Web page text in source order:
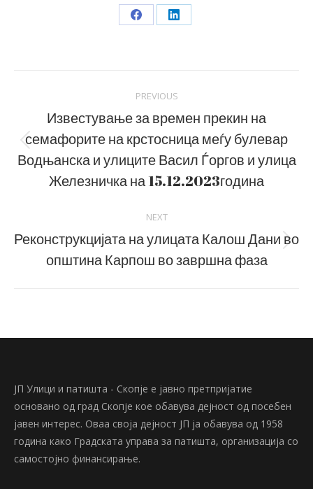
Share Share
navigation
PREVIOUS
Previous
post:
Известување за времен прекин на
семафорите на крстосница меѓу булевар
Водњанска и улиците Васил Ѓоргов и улица
Железничка на 15.12.2023година
NEXT
Next
post:
Реконструкцијата на улицата Калош Дани во
општина Карпош во завршна фаза
ЈП Улици и патишта - Скопје е јавно претпријатие
основано од град Скопје кое обавува дејност од посебен
јавен интерес. Оваа своја дејност ЈП ја обавува од 1958
година како Градската управа за патишта, организација со
самостојно финансирање.